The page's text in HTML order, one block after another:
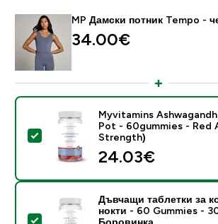
MP Дамски потник Tempo -
34.00€‎
Select this product - Myvitamins
Myvitamins
Pot - 60gummies - Red
Strength)
24.03€‎
Select this product - Дъвчащи
Дъвчащи таблетки за
нокти - 60 Gummies -
Боровинка